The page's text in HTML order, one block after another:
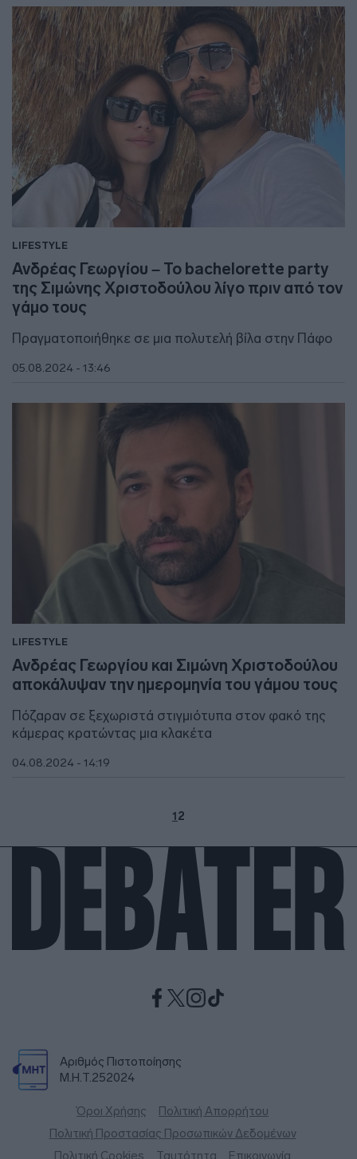
LIFESTYLE
Ανδρέας Γεωργίου – Το bachelorette party
της Σιμώνης Χριστοδούλου λίγο πριν από τον
γάμο τους
Πραγματοποιήθηκε σε μια πολυτελή βίλα στην Πάφο
05.08.2024 - 13:46
LIFESTYLE
Ανδρέας Γεωργίου και Σιμώνη Χριστοδούλου
αποκάλυψαν την ημερομηνία του γάμου τους
Πόζαραν σε ξεχωριστά στιγμιότυπα στον φακό της
κάμερας κρατώντας μια κλακέτα
04.08.2024 - 14:19
12
Αριθμός Πιστοποίησης
Μ.Η.Τ.252024
Όροι Χρήσης
Πολιτική Απορρήτου
Πολιτική Προστασίας Προσωπικών Δεδομένων
Πολιτική Cookies
Ταυτότητα Επικοινωνία